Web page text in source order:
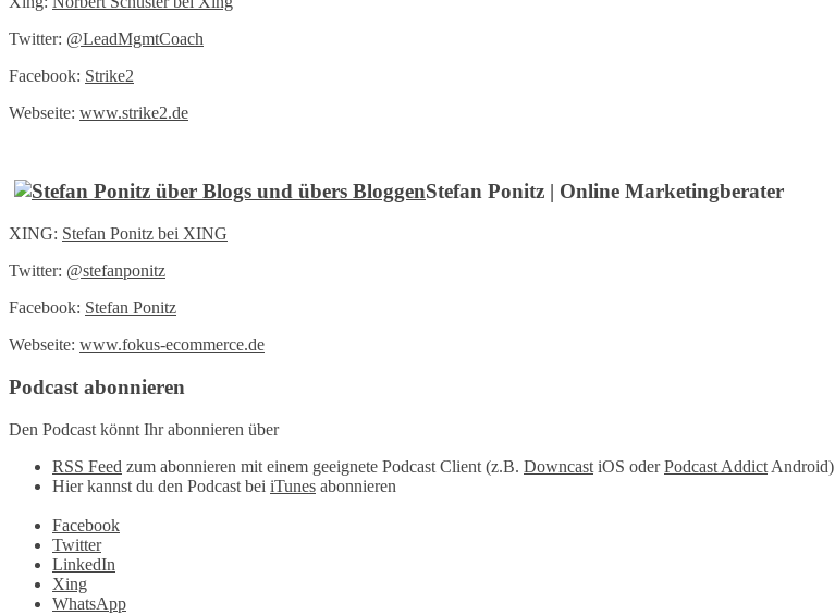
Twitter: @LeadMgmtCoach
Facebook: Strike2
Webseite: www.strike2.de
Stefan Ponitz | Online Marketingberater
XING: Stefan Ponitz bei XING
Twitter: @stefanponitz
Facebook: Stefan Ponitz
Webseite: www.fokus-ecommerce.de
Podcast abonnieren
Den Podcast könnt Ihr abonnieren über
RSS Feed zum abonnieren mit einem geeignete Podcast Client (z.B. Downcast iOS oderPodcast Addict Android)
Hier kannst du den Podcast bei iTunes abonnieren
Facebook
Twitter
LinkedIn
Xing
WhatsApp